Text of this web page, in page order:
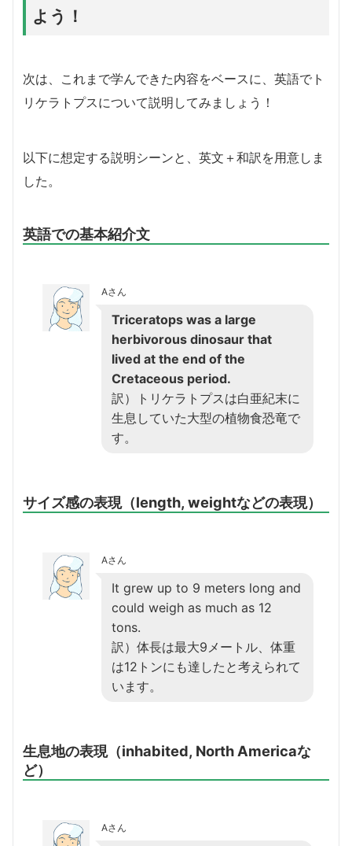
よう！
次は、これまで学んできた内容をベースに、英語でト
リケラトプスについて説明してみましょう！
以下に想定する説明シーンと、英文＋和訳を用意しま
した。
英語での基本紹介文
Aさん
Triceratops was a large
herbivorous dinosaur that
lived at the end of the
Cretaceous period.
訳）トリケラトプスは白亜紀末に
生息していた大型の植物食恐竜で
す。
サイズ感の表現（length, weightなどの表現）
Aさん
It grew up to 9 meters long and
could weigh as much as 12
tons.
訳）体長は最大9メートル、体重
は12トンにも達したと考えられて
います。
生息地の表現（inhabited, North Americaな
ど）
Aさん